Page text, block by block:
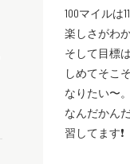
100マイルは
楽しさがわ
そして目標
しめてそこ
なりたい〜
なんだかん
習してます❗️